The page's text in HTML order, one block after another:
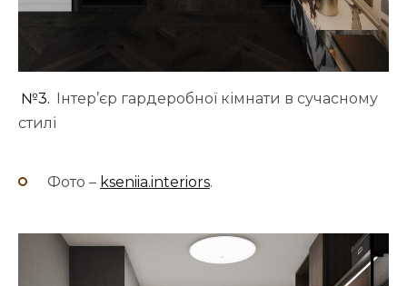
№3. Інтер’єр гардеробної кімнати в сучасному
стилі
Фото – kseniia.interiors.